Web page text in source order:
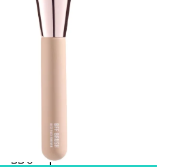
Palette
labbra
Rossetto
Balsamo
BB e